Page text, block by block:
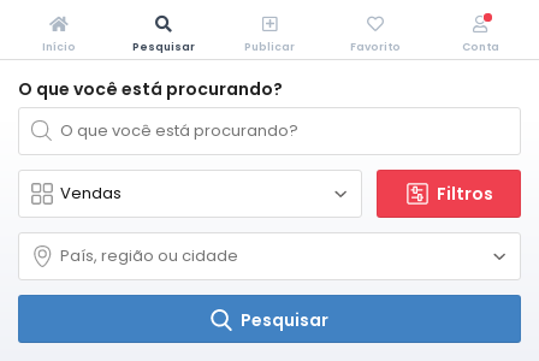
O que você está procurando?
Filtros
Pesquisar
Início Pesquisar Publicar Favorito Conta